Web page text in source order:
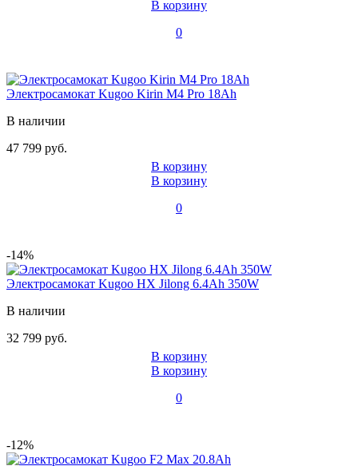
В корзину
0
Электросамокат Kugoo Kirin M4 Pro 18Ah
В наличии
47 799 руб.
В корзину
В корзину
0
-14%
Электросамокат Kugoo HX Jilong 6.4Ah 350W
В наличии
32 799 руб.
В корзину
В корзину
0
-12%